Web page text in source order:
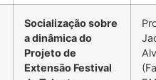
Socialização sobre
a dinâmica do
Projeto de
Extensão Festival